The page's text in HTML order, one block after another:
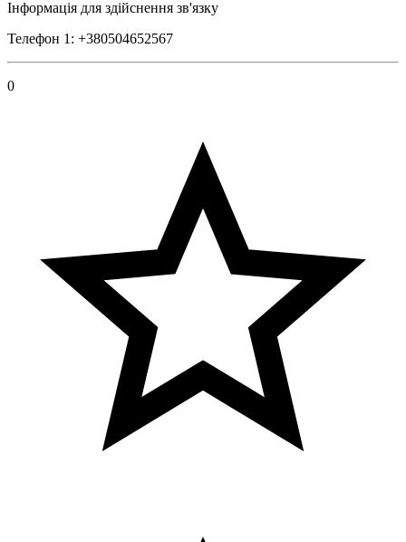
Інформація для здійснення зв'язку
Телефон 1: +380504652567
0